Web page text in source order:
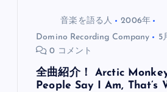
音楽を語る人
2006年
Domino Recording Company
5
0 コメント
全曲紹介！ Arctic
People Say I Am, That’s